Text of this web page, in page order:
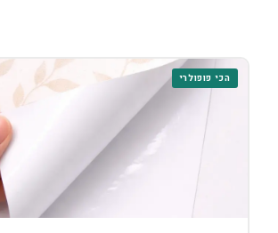
הכי פופולרי